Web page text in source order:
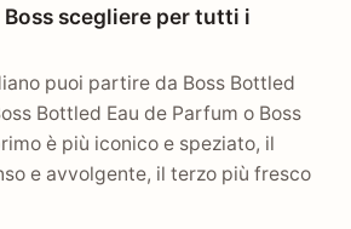
scegliere per tutti i
puoi partire da Boss Bottled
Bottled Eau de Parfum o Boss
è più iconico e speziato, il
e avvolgente, il terzo più fresco